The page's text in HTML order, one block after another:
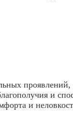
и
и